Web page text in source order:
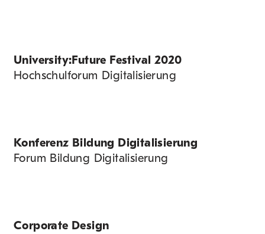
University:Future Festival 2020
Hochschulforum Digitalisierung
Konferenz Bildung Digitalisierung
Forum Bildung Digitalisierung
Corporate Design